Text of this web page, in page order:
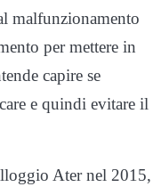
malfunzionamento
per mettere in
capire se
e quindi evitare il
Ater nel 2015,